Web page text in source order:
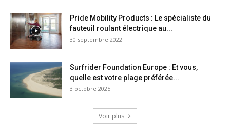
Pride Mobility Products : Le spécialiste du
fauteuil roulant électrique au...
30 septembre 2022
Surfrider Foundation Europe : Et vous,
quelle est votre plage préférée...
3 octobre 2025
Voir plus